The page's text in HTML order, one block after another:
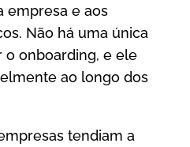
empresa e aos
Não há uma única
o onboarding, e ele
ao longo dos
tendiam a